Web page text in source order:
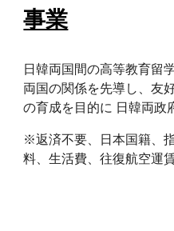
事業
日韓両国間の高等教育留
両国の関係を先導し、友
の育成を目的に 日韓両政
※返済不要、日本国籍、
料、生活費、往復航空運